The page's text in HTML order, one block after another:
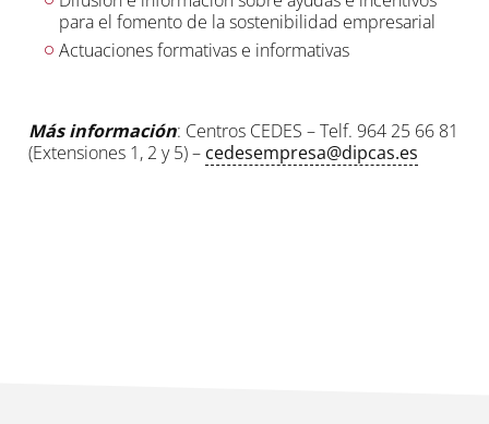
para el fomento de la sostenibilidad empresarial
Actuaciones formativas e informativas
Más información: Centros CEDES – Telf. 964 25 66 81
(Extensiones 1, 2 y 5) – cedesempresa@dipcas.es